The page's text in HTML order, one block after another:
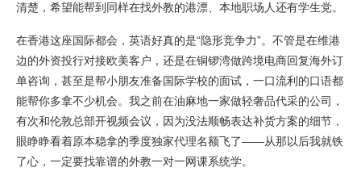
清楚，希望能帮到同样在找外教的港漂、本地职场人还有学生党。
在香港这座国际都会，英语好真的是“隐形竞争力”。不管是在维港
边的外资投行对接欧美客户，还是在铜锣湾做跨境电商回复海外订
单咨询，甚至是帮小朋友准备国际学校的面试，一口流利的口语都
能帮你多拿不少机会。我之前在油麻地一家做轻奢品代采的公司，
有次和伦敦总部开视频会议，因为没法顺畅表达补货方案的细节，
眼睁睁看着原本稳拿的季度独家代理名额飞了——从那以后我就铁
了心，一定要找靠谱的外教一对一网课系统学。